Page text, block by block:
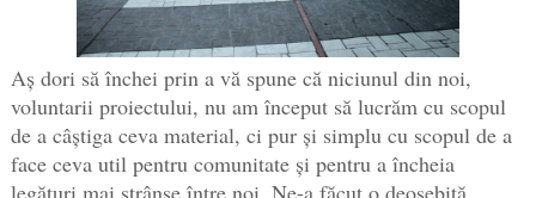
Aș dori să închei prin a vă spune că niciunul din noi,
voluntarii proiectului, nu am început să lucrăm cu scopul
de a câștiga ceva material, ci pur și simplu cu scopul de a
face ceva util pentru comunitate și pentru a încheia
legături mai strânse între noi. Ne-a făcut o deosebită